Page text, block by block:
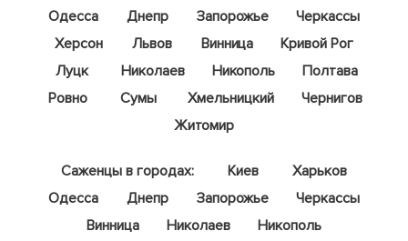
Одесса
Днепр Запорожье
Черкассы
Херсон
Львов Винница
Кривой Рог
Луцк
Николаев Никополь
Полтава
Ровно
Сумы Хмельницкий
Чернигов
Житомир
Саженцы в городах: Киев
Харьков
Одесса
Днепр Запорожье
Черкассы
Винница
Николаев
Никополь